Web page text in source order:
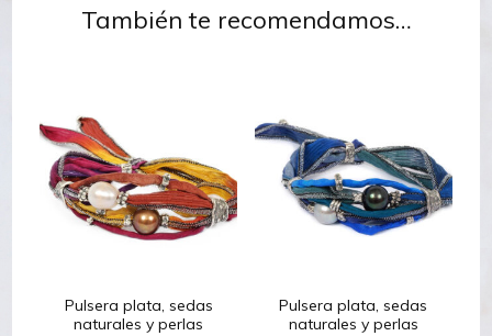
También te recomendamos…
Pulsera plata, sedas
naturales y perlas
Pulsera plata, sedas
naturales y perlas